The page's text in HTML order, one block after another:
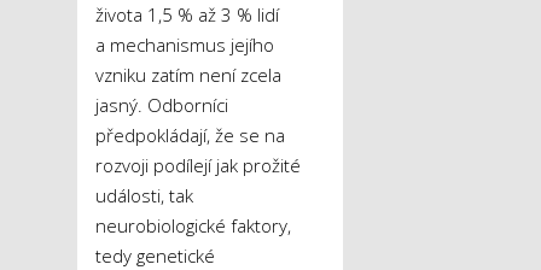
života 1,5 % až 3 % lidí
a mechanismus jejího
vzniku zatím není zcela
jasný. Odborníci
předpokládají, že se na
rozvoji podílejí jak prožité
události, tak
neurobiologické faktory,
tedy genetické